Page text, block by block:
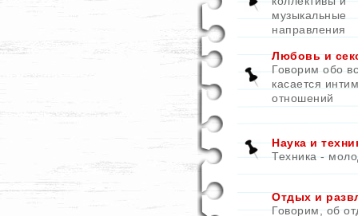
музыкальные
направления
Любовь и
Говорим обо
касается
отношений
Наука и
Техника -
Отдых и
Говорим, об